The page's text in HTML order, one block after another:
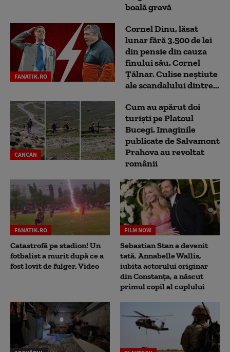
boală gravă
FANATIK.RO
Cornel Dinu, lăsat
lunar fără 3.500 de lei
din pensie din cauza
finului său, Cornel
Țălnar. Culise neștiute
ale scandalului dintre...
CANCAN
Cum au apărut doi
turiști pe Platoul
Bucegi. Imaginile
publicate de Salvamont
Prahova au revoltat
românii
FANATIK.RO
Catastrofă pe stadion! Un
fotbalist a murit după ce a
fost lovit de fulger. Video
FILM NOW
Sebastian Stan a devenit
tată. Annabelle Wallis,
iubita actorului originar
din Constanța, a născut
primul copil al cuplului